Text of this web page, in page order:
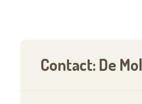
Contact: De